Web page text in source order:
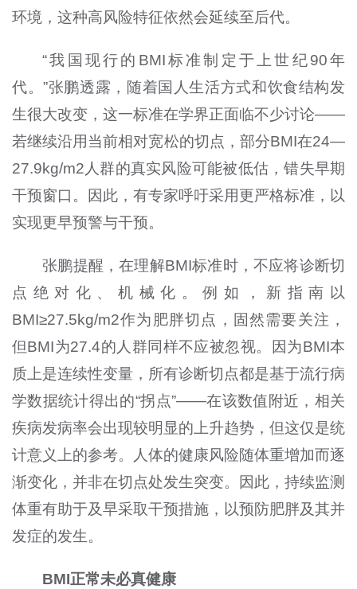
环境，这种高风险特征依然会延续至后代。
“我国现行的BMI标准制定于上世纪90年
代。”张鹏透露，随着国人生活方式和饮食结构发
生很大改变，这一标准在学界正面临不少讨论——
若继续沿用当前相对宽松的切点，部分BMI在24—
27.9kg/m2人群的真实风险可能被低估，错失早期
干预窗口。因此，有专家呼吁采用更严格标准，以
实现更早预警与干预。
张鹏提醒，在理解BMI标准时，不应将诊断切
点绝对化、机械化。例如，新指南以
BMI≥27.5kg/m2作为肥胖切点，固然需要关注，
但BMI为27.4的人群同样不应被忽视。因为BMI本
质上是连续性变量，所有诊断切点都是基于流行病
学数据统计得出的“拐点”——在该数值附近，相关
疾病发病率会出现较明显的上升趋势，但这仅是统
计意义上的参考。人体的健康风险随体重增加而逐
渐变化，并非在切点处发生突变。因此，持续监测
体重有助于及早采取干预措施，以预防肥胖及其并
发症的发生。
BMI正常未必真健康